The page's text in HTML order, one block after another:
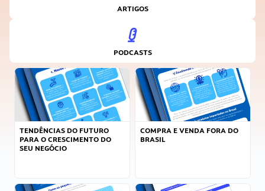
ARTIGOS
PODCASTS
TENDÊNCIAS DO FUTURO
PARA O CRESCIMENTO DO
SEU NEGÓCIO
COMPRA E VENDA FORA DO
BRASIL